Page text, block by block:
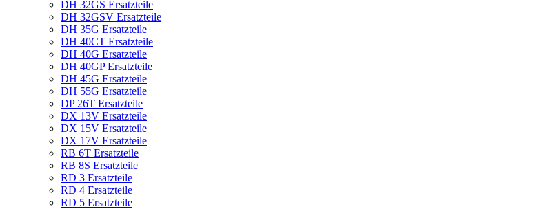
DH 32GS Ersatzteile
DH 32GSV Ersatzteile
DH 35G Ersatzteile
DH 40CT Ersatzteile
DH 40G Ersatzteile
DH 40GP Ersatzteile
DH 45G Ersatzteile
DH 55G Ersatzteile
DP 26T Ersatzteile
DX 13V Ersatzteile
DX 15V Ersatzteile
DX 17V Ersatzteile
RB 6T Ersatzteile
RB 8S Ersatzteile
RD 3 Ersatzteile
RD 4 Ersatzteile
RD 5 Ersatzteile